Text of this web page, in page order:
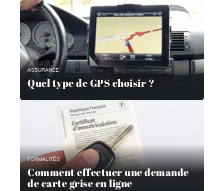
ASSURANCE
Quel type de GPS choisir ?
FORMALITÉS
Comment effectuer une demande
de carte grise en ligne